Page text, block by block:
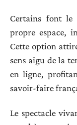
Certains font
propre espace,
Cette option
sens aigu de la
en ligne,
savoir-faire
Le spectacle